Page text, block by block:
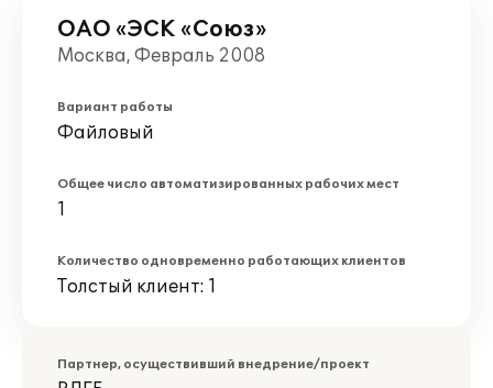
ОАО «ЭСК «Союз»
Москва, Февраль 2008
Вариант работы
Файловый
Общее число автоматизированных рабочих мест
1
Количество одновременно работающих клиентов
Толстый клиент: 1
Партнер, осуществивший внедрение/проект